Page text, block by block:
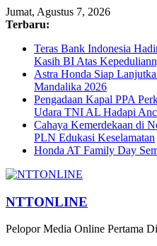
Jumat, Agustus 7, 2026
Terbaru:
Teras Bank Indonesia
Kasih BI Atas
Astra Honda Siap
Mandalika 2026
Pengadaan Kapal PPA
Udara TNI AL Hadapi
Cahaya Kemerdekaan di
PLN Edukasi Keselamatan
Honda AT Family Day
NTTONLINE
Pelopor Media Online Pertama